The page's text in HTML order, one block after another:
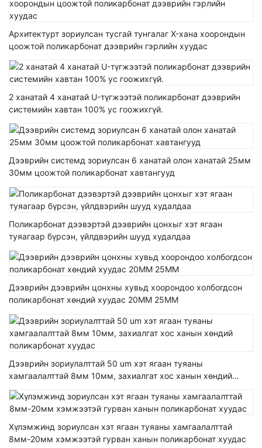
Архитектурт зориулсан тусгай тунгалаг X-хана хоорондын
цоожтой поликарбонат дээврийн гэрлийн хуудас
2 ханатай 4 ханатай U-түгжээтэй поликарбонат дээврийн
системийн хавтан 100% ус гоожихгүй.
Дээврийн системд зориулсан 6 ханатай олон ханатай 25мм
30мм цоожтой поликарбонат хавтангууд
Поликарбонат дээвэртэй дээврийн цонхыг хэт ягаан
туяагаар бүрсэн, үйлдвэрийн шууд худалдаа
Дээврийн дээврийн цонхны хувьд хоорондоо холбогдсон
поликарбонат хөндий хуудас 20MM 25MM
Дээврийн зориулалттай 50 um хэт ягаан туяаны
хамгаалалттай 8мм 10мм, захиалгат хос ханын хөндий
поликарбонат хуудас
Хүлэмжинд зориулсан хэт ягаан туяаны хамгаалалттай
8мм-20мм хэмжээтэй гурван ханын поликарбонат хуудас